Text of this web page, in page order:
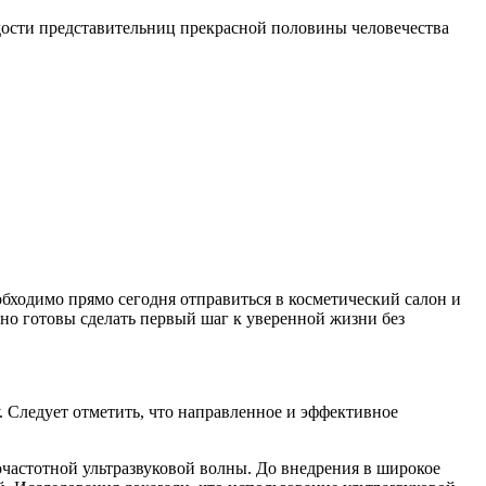
представительниц прекрасной половины человечества
прямо сегодня отправиться в косметический салон и
готовы сделать первый шаг к уверенной жизни без
отметить, что направленное и эффективное
ультразвуковой волны. До внедрения в широкое